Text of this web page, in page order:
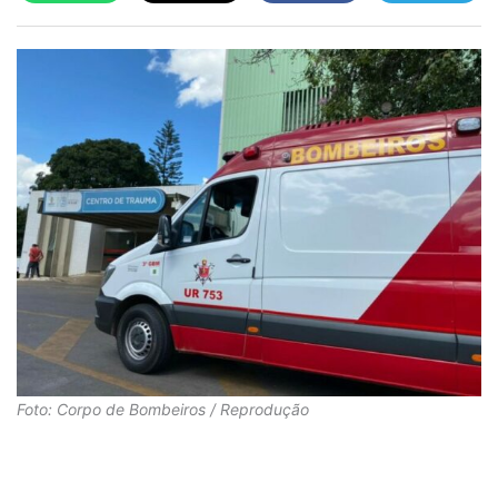
Foto: Corpo de Bombeiros / Reprodução